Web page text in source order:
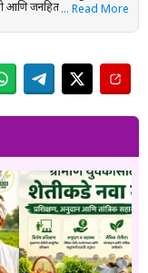
आणि जनहिताच्या विषयांवर
पडताळणी केली जाते.
लाभ, अंतिम मुदत आणि
आणि उपयुक्त माहिती
ठेवण्याचा प्रयत्न केला
लेख देखील अद्ययावत करण्यात
अर्ज करण्यापूर्वी
नियम आणि अटींची
… Read More